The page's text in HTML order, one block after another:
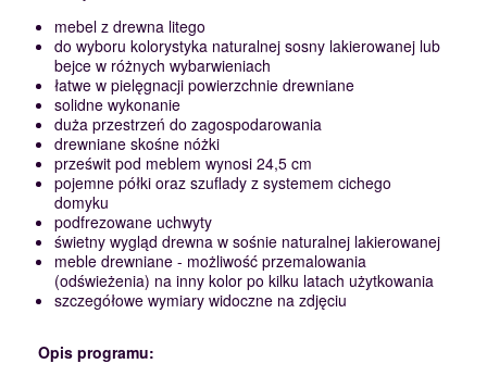
mebel z drewna litego
do wyboru kolorystyka naturalnej sosny lakierowanej lub
bejce w różnych wybarwieniach
łatwe w pielęgnacji powierzchnie drewniane
solidne wykonanie
duża przestrzeń do zagospodarowania
drewniane skośne nóżki
prześwit pod meblem wynosi 24,5 cm
pojemne półki oraz szuflady z systemem cichego
domyku
podfrezowane uchwyty
świetny wygląd drewna w sośnie naturalnej lakierowanej
meble drewniane - możliwość przemalowania
(odświeżenia) na inny kolor po kilku latach użytkowania
szczegółowe wymiary widoczne na zdjęciu
Opis programu: